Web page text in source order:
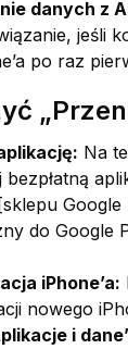
danych z
jeśli
po raz
Na
bezpłatną
Google
do Google
iPhone’a:
nowego
i